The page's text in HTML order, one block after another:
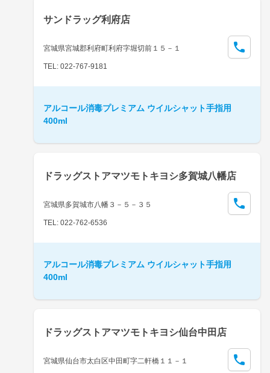
サンドラッグ利府店
宮城県宮城郡利府町利府字堀切前１５－１
TEL: 022-767-9181
アルコール消毒プレミアム ウイルシャット手指用
400ml
ドラッグストアマツモトキヨシ多賀城八幡店
宮城県多賀城市八幡３－５－３５
TEL: 022-762-6536
アルコール消毒プレミアム ウイルシャット手指用
400ml
ドラッグストアマツモトキヨシ仙台中田店
宮城県仙台市太白区中田町字二軒橋１１－１